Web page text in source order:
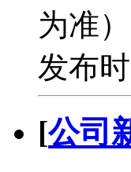
为准）
发布
[公司